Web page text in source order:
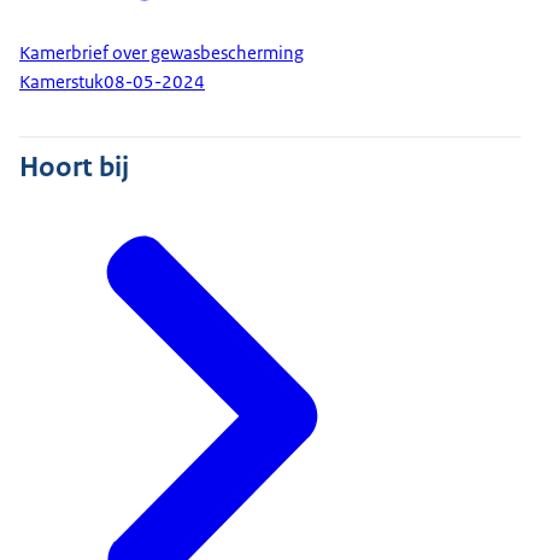
Kamerbrief over gewasbescherming
Kamerstuk08-05-2024
Hoort bij